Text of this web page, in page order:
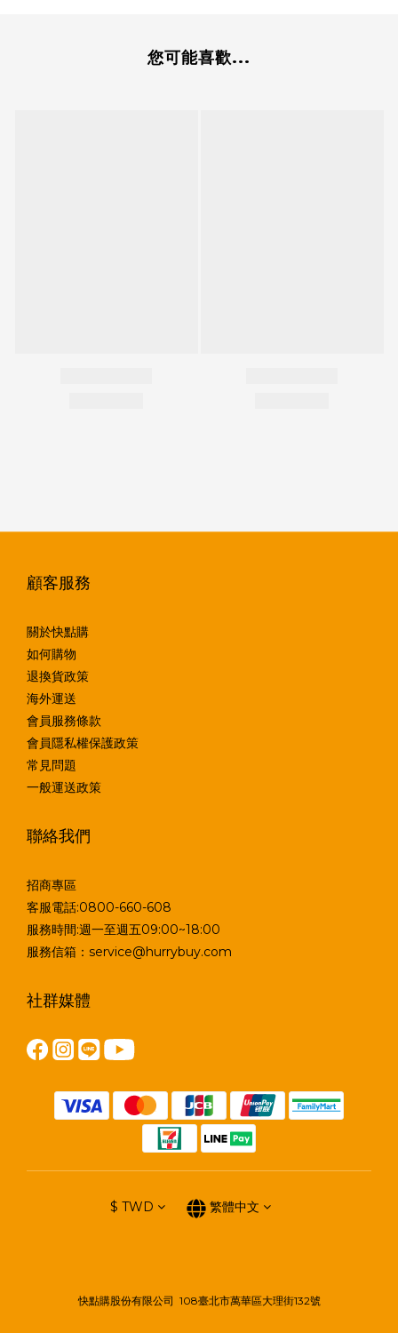
您可能喜歡...
顧客服務
關於快點購
如何購物
退換貨政策
海外運送
會員服務條款
會員隱私權保護政策
常見問題
一般運送政策
聯絡我們
招商專區
客服電話:0800-660-608
服務時間:週一至週五09:00~18:00
服務信箱：service@hurrybuy.com
社群媒體
$ TWD 繁體中文
快點購股份有限公司 108臺北市萬華區大理街132號